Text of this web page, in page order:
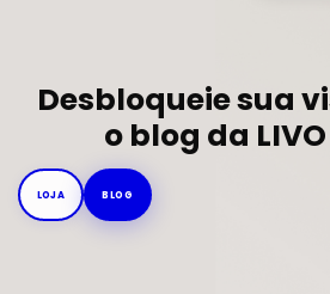
Desbloqueie sua
o blog da LIVO
LOJA BLOG